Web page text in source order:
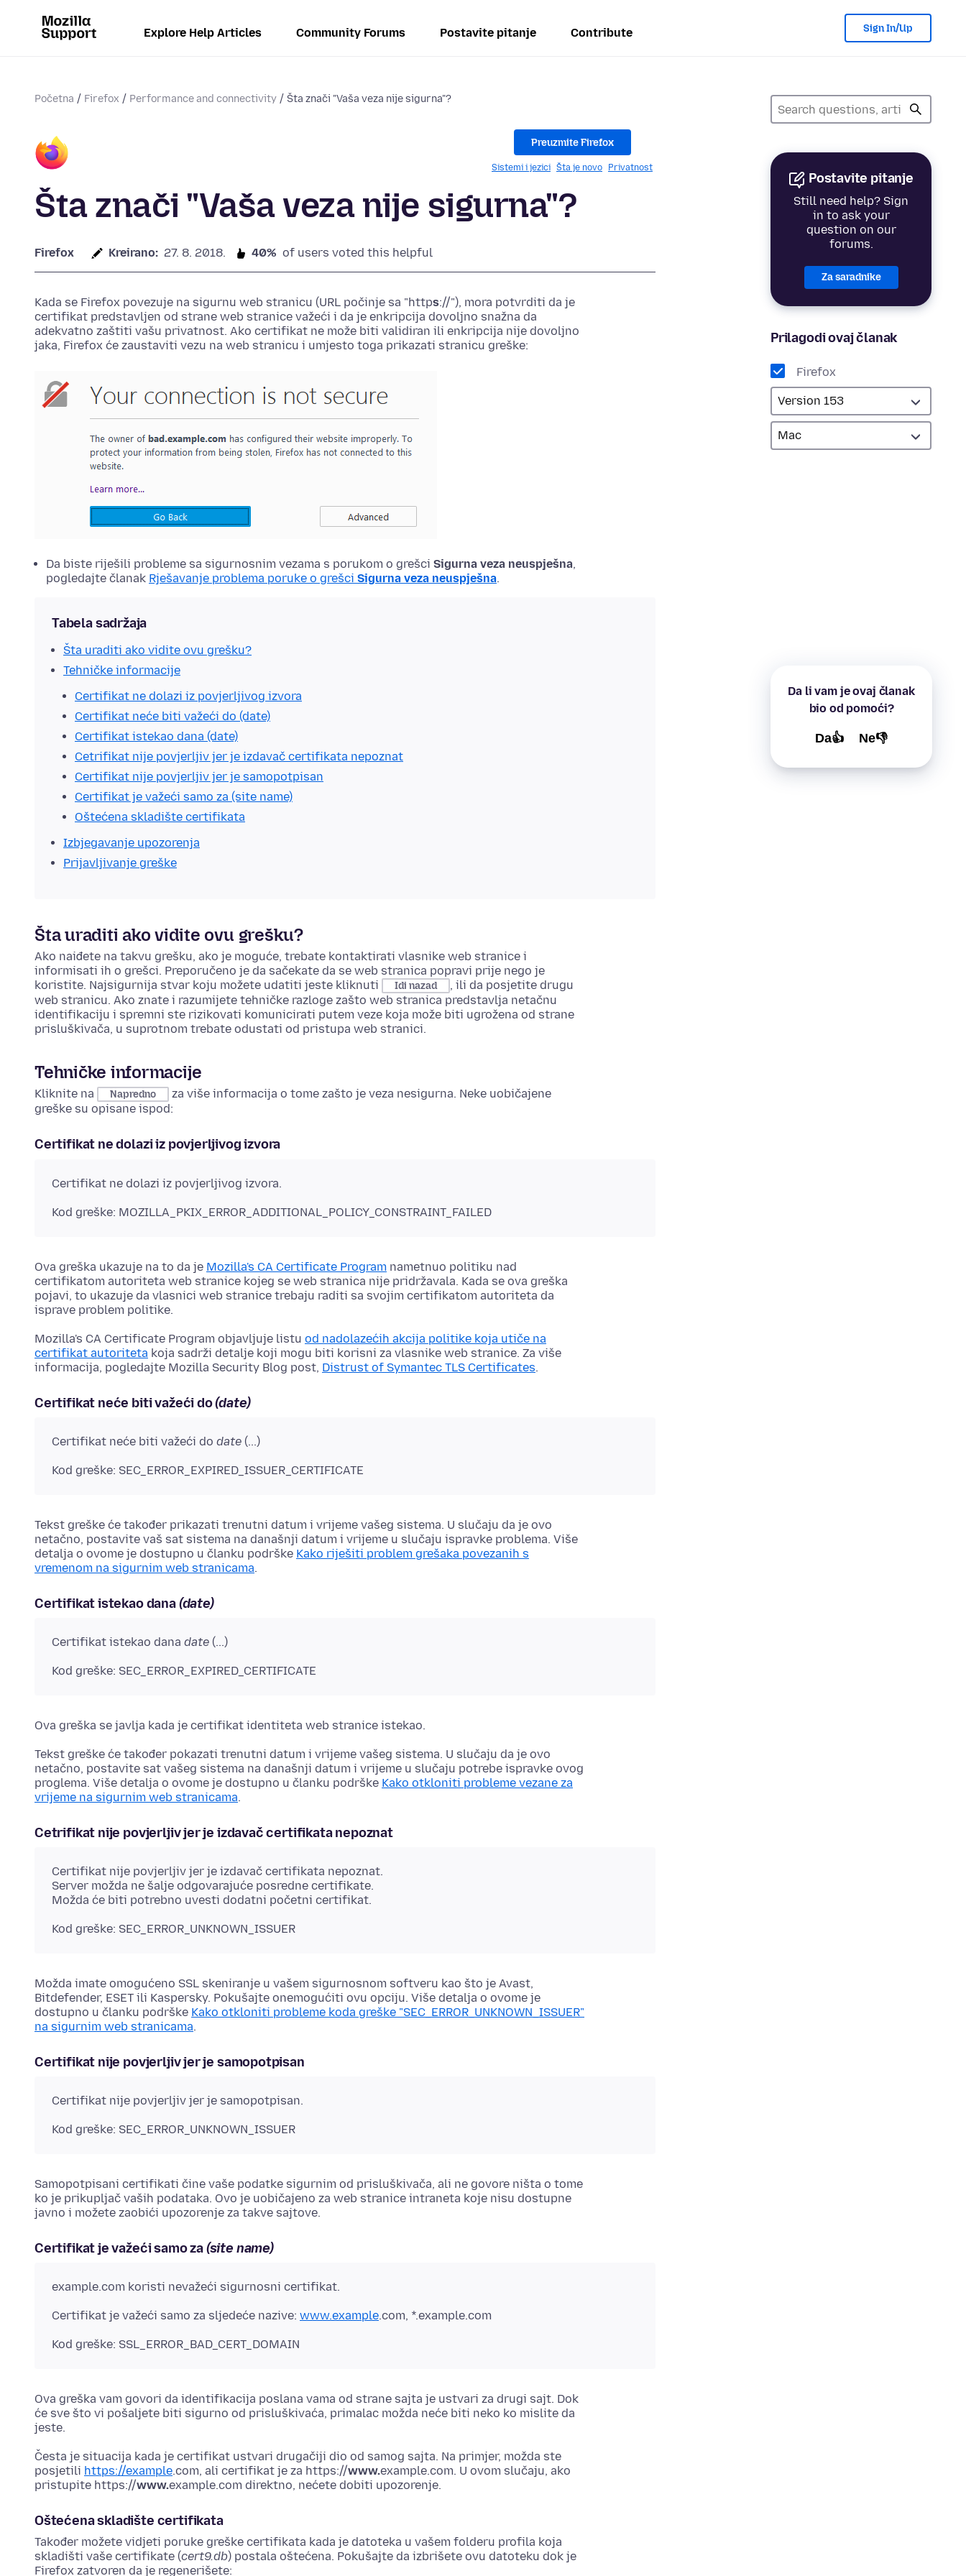
Explore Help Articles Community Forums Postavite pitanje Contribute Sign In/Up
Početna Firefox Performance and connectivity Šta znači "Vaša veza nije sigurna"?
Postavite pitanje
Still need help? Sign
in to ask your
question on our
forums.
Za saradnike
Prilagodi ovaj članak
Firefox
Da li vam je ovaj članak
bio od pomoći?
Da👍 Ne👎
Preuzmite Firefox
Sistemi i jezici Šta je novo Privatnost
Šta znači "Vaša veza nije sigurna"?
Firefox Kreirano: 27. 8. 2018. 40% of users voted this helpful
Kada se Firefox povezuje na sigurnu web stranicu (URL počinje sa "https://"), mora potvrditi da je
certifikat predstavljen od strane web stranice važeći i da je enkripcija dovoljno snažna da
adekvatno zaštiti vašu privatnost. Ako certifikat ne može biti validiran ili enkripcija nije dovoljno
jaka, Firefox će zaustaviti vezu na web stranicu i umjesto toga prikazati stranicu greške:
Da biste riješili probleme sa sigurnosnim vezama s porukom o grešci Sigurna veza neuspješna,
pogledajte članak Rješavanje problema poruke o grešci Sigurna veza neuspješna.
Tabela sadržaja
Šta uraditi ako vidite ovu grešku?
Tehničke informacije
Certifikat ne dolazi iz povjerljivog izvora
Certifikat neće biti važeći do (date)
Certifikat istekao dana (date)
Cetrifikat nije povjerljiv jer je izdavač certifikata nepoznat
Certifikat nije povjerljiv jer je samopotpisan
Certifikat je važeći samo za (site name)
Oštećena skladište certifikata
Izbjegavanje upozorenja
Prijavljivanje greške
Šta uraditi ako vidite ovu grešku?
Ako naiđete na takvu grešku, ako je moguće, trebate kontaktirati vlasnike web stranice i
informisati ih o grešci. Preporučeno je da sačekate da se web stranica popravi prije nego je
koristite. Najsigurnija stvar koju možete udatiti jeste kliknuti
Idi nazad
, ili da posjetite drugu
web stranicu. Ako znate i razumijete tehničke razloge zašto web stranica predstavlja netačnu
identifikaciju i spremni ste rizikovati komunicirati putem veze koja može biti ugrožena od strane
prisluškivača, u suprotnom trebate odustati od pristupa web stranici.
Tehničke informacije
Kliknite na Napredno
za više informacija o tome zašto je veza nesigurna. Neke uobičajene
greške su opisane ispod:
Certifikat ne dolazi iz povjerljivog izvora
Certifikat ne dolazi iz povjerljivog izvora.
Kod greške: MOZILLA_PKIX_ERROR_ADDITIONAL_POLICY_CONSTRAINT_FAILED
Ova greška ukazuje na to da je Mozilla's CA Certificate Program nametnuo politiku nad
certifikatom autoriteta web stranice kojeg se web stranica nije pridržavala. Kada se ova greška
pojavi, to ukazuje da vlasnici web stranice trebaju raditi sa svojim certifikatom autoriteta da
isprave problem politike.
Mozilla's CA Certificate Program objavljuje listu od nadolazećih akcija politike koja utiče na
certifikat autoriteta koja sadrži detalje koji mogu biti korisni za vlasnike web stranice. Za više
informacija, pogledajte Mozilla Security Blog post, Distrust of Symantec TLS Certificates.
Certifikat neće biti važeći do(date)
Certifikat neće biti važeći do date (...)
Kod greške: SEC_ERROR_EXPIRED_ISSUER_CERTIFICATE
Tekst greške će također prikazati trenutni datum i vrijeme vašeg sistema. U slučaju da je ovo
netačno, postavite vaš sat sistema na današnji datum i vrijeme u slučaju ispravke problema. Više
detalja o ovome je dostupno u članku podrške Kako riješiti problem grešaka povezanih s
vremenom na sigurnim web stranicama.
Certifikat istekao dana(date)
Certifikat istekao dana date (...)
Kod greške: SEC_ERROR_EXPIRED_CERTIFICATE
Ova greška se javlja kada je certifikat identiteta web stranice istekao.
Tekst greške će također pokazati trenutni datum i vrijeme vašeg sistema. U slučaju da je ovo
netačno, postavite sat vašeg sistema na današnji datum i vrijeme u slučaju potrebe ispravke ovog
proglema. Više detalja o ovome je dostupno u članku podrške Kako otkloniti probleme vezane za
vrijeme na sigurnim web stranicama.
Cetrifikat nije povjerljiv jer je izdavač certifikata nepoznat
Certifikat nije povjerljiv jer je izdavač certifikata nepoznat.
Server možda ne šalje odgovarajuće posredne certifikate.
Možda će biti potrebno uvesti dodatni početni certifikat.
Kod greške: SEC_ERROR_UNKNOWN_ISSUER
Možda imate omogućeno SSL skeniranje u vašem sigurnosnom softveru kao što je Avast,
Bitdefender, ESET ili Kaspersky. Pokušajte onemogućiti ovu opciju. Više detalja o ovome je
dostupno u članku podrške Kako otkloniti probleme koda greške "SEC_ERROR_UNKNOWN_ISSUER"
na sigurnim web stranicama.
Certifikat nije povjerljiv jer je samopotpisan
Certifikat nije povjerljiv jer je samopotpisan.
Kod greške: SEC_ERROR_UNKNOWN_ISSUER
Samopotpisani certifikati čine vaše podatke sigurnim od prisluškivača, ali ne govore ništa o tome
ko je prikupljač vaših podataka. Ovo je uobičajeno za web stranice intraneta koje nisu dostupne
javno i možete zaobići upozorenje za takve sajtove.
Certifikat je važeći samo za(site name)
example.com koristi nevažeći sigurnosni certifikat.
Certifikat je važeći samo za sljedeće nazive: www.example.com, *.example.com
Kod greške: SSL_ERROR_BAD_CERT_DOMAIN
Ova greška vam govori da identifikacija poslana vama od strane sajta je ustvari za drugi sajt. Dok
će sve što vi pošaljete biti sigurno od prisluškivaća, primalac možda neće biti neko ko mislite da
jeste.
Česta je situacija kada je certifikat ustvari drugačiji dio od samog sajta. Na primjer, možda ste
posjetili https://example.com, ali certifikat je za https://www.example.com. U ovom slučaju, ako
pristupite https://www.example.com direktno, nećete dobiti upozorenje.
Oštećena skladište certifikata
Također možete vidjeti poruke greške certifikata kada je datoteka u vašem folderu profila koja
skladišti vaše certifikate (cert9.db) postala oštećena. Pokušajte da izbrišete ovu datoteku dok je
Firefox zatvoren da je regenerišete: